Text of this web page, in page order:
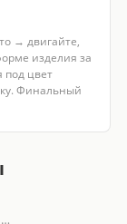
→ двигайте,
изделия за
под цвет
Финальный